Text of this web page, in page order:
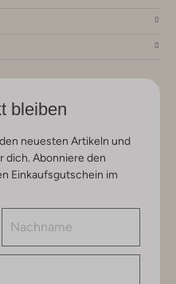
bleiben
neuesten Artikeln und
dich. Abonniere den
Einkaufsgutschein im